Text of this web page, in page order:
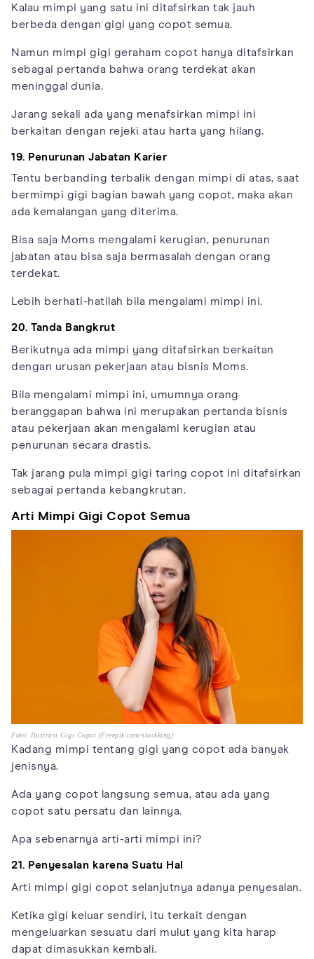
Kalau mimpi yang satu ini ditafsirkan tak jauh
berbeda dengan gigi yang copot semua.
Namun mimpi gigi geraham copot hanya ditafsirkan
sebagai pertanda bahwa orang terdekat akan
meninggal dunia.
Jarang sekali ada yang menafsirkan mimpi ini
berkaitan dengan rejeki atau harta yang hilang.
19. Penurunan Jabatan Karier
Tentu berbanding terbalik dengan mimpi di atas, saat
bermimpi gigi bagian bawah yang copot, maka akan
ada kemalangan yang diterima.
Bisa saja Moms mengalami kerugian, penurunan
jabatan atau bisa saja bermasalah dengan orang
terdekat.
Lebih berhati-hatilah bila mengalami mimpi ini.
20. Tanda Bangkrut
Berikutnya ada mimpi yang ditafsirkan berkaitan
dengan urusan pekerjaan atau bisnis Moms.
Bila mengalami mimpi ini, umumnya orang
beranggapan bahwa ini merupakan pertanda bisnis
atau pekerjaan akan mengalami kerugian atau
penurunan secara drastis.
Tak jarang pula mimpi gigi taring copot ini ditafsirkan
sebagai pertanda kebangkrutan.
Arti Mimpi Gigi Copot Semua
Foto: Ilustrasi Gigi Copot (Freepik.com/stockking)
Kadang mimpi tentang gigi yang copot ada banyak
jenisnya.
Ada yang copot langsung semua, atau ada yang
copot satu persatu dan lainnya.
Apa sebenarnya arti-arti mimpi ini?
21. Penyesalan karena Suatu Hal
Arti mimpi gigi copot selanjutnya adanya penyesalan.
Ketika gigi keluar sendiri, itu terkait dengan
mengeluarkan sesuatu dari mulut yang kita harap
dapat dimasukkan kembali.